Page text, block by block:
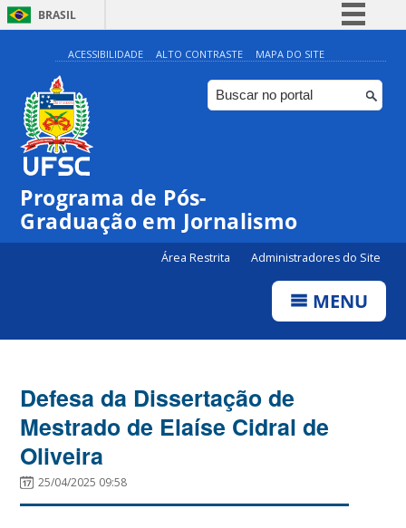
BRASIL
Simplifique!
Comunica BR
Participe
ACESSIBILIDADE ALTO CONTRASTE MAPA DO SITE
Programa de Pós-
Graduação em Jornalismo
Área Restrita Administradores do Site
MENU
Defesa da Dissertação de
Mestrado de Elaíse Cidral de
Oliveira
25/04/2025 09:58